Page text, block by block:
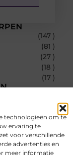
technologieën om te
ervaring te
voor verschillende
advertenties en
meer informatie
(147 )
(81 )
(27 )
(18 )
(17 )
op de zaak
blijven
blijven